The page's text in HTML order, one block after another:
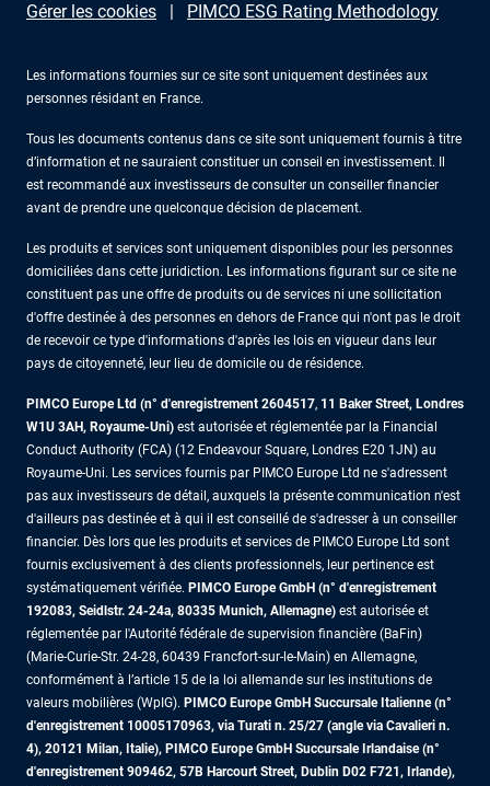
Gérer les cookies
PIMCO ESG Rating Methodology
Les informations fournies sur ce site sont uniquement destinées aux
personnes résidant en France.
Tous les documents contenus dans ce site sont uniquement fournis à titre
d’information et ne sauraient constituer un conseil en investissement. Il
est recommandé aux investisseurs de consulter un conseiller financier
avant de prendre une quelconque décision de placement.
Les produits et services sont uniquement disponibles pour les personnes
domiciliées dans cette juridiction. Les informations figurant sur ce site ne
constituent pas une offre de produits ou de services ni une sollicitation
d'offre destinée à des personnes en dehors de France qui n'ont pas le droit
de recevoir ce type d'informations d'après les lois en vigueur dans leur
pays de citoyenneté, leur lieu de domicile ou de résidence.
PIMCO Europe Ltd (n° d'enregistrement 2604517, 11 Baker Street, Londres
W1U 3AH, Royaume-Uni) est autorisée et réglementée par la Financial
Conduct Authority (FCA) (12 Endeavour Square, Londres E20 1JN) au
Royaume-Uni. Les services fournis par PIMCO Europe Ltd ne s'adressent
pas aux investisseurs de détail, auxquels la présente communication n'est
d'ailleurs pas destinée et à qui il est conseillé de s'adresser à un conseiller
financier. Dès lors que les produits et services de PIMCO Europe Ltd sont
fournis exclusivement à des clients professionnels, leur pertinence est
systématiquement vérifiée. PIMCO Europe GmbH (n° d'enregistrement
192083, Seidlstr. 24-24a, 80335 Munich, Allemagne) est autorisée et
réglementée par l'Autorité fédérale de supervision financière (BaFin)
(Marie-Curie-Str. 24-28, 60439 Francfort-sur-le-Main) en Allemagne,
conformément à l’article 15 de la loi allemande sur les institutions de
valeurs mobilières (WpIG). PIMCO Europe GmbH Succursale Italienne (n°
d'enregistrement 10005170963, via Turati n. 25/27 (angle via Cavalieri n.
4), 20121 Milan, Italie), PIMCO Europe GmbH Succursale Irlandaise (n°
d'enregistrement 909462, 57B Harcourt Street, Dublin D02 F721, Irlande),